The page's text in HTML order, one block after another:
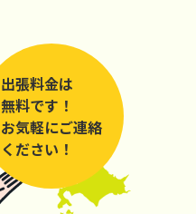
出張料金は
無料です！
お気軽にご連絡
ください！